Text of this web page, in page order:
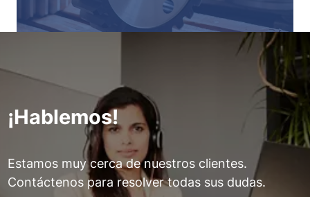
¡Hablemos!
Estamos muy cerca de nuestros clientes.
Contáctenos para resolver todas sus dudas.